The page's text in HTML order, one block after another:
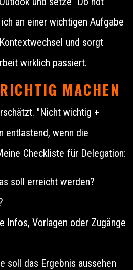
an einer wichtigen Aufgabe
und sorgt
wirklich passiert.
MACHEN
"Nicht wichtig +
entlastend, wenn die
Checkliste für Delegation:
soll erreicht werden?
Infos, Vorlagen oder Zugänge
soll das Ergebnis aussehen